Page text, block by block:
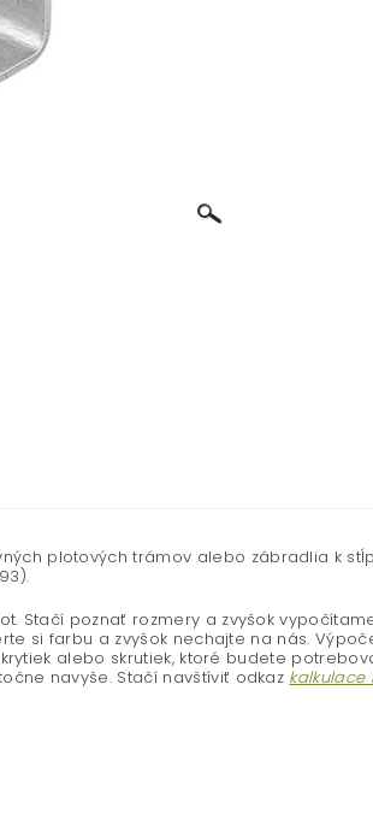
plotových trámov alebo zábradlia k
Stačí poznať rozmery a zvyšok
si farbu a zvyšok nechajte na nás.
alebo skrutiek, ktoré budete
navyše. Stačí navštíviť odkaz kalkulace